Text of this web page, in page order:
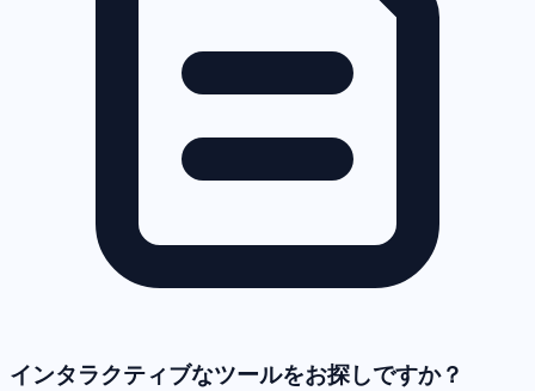
インタラクティブなツールをお探しですか？